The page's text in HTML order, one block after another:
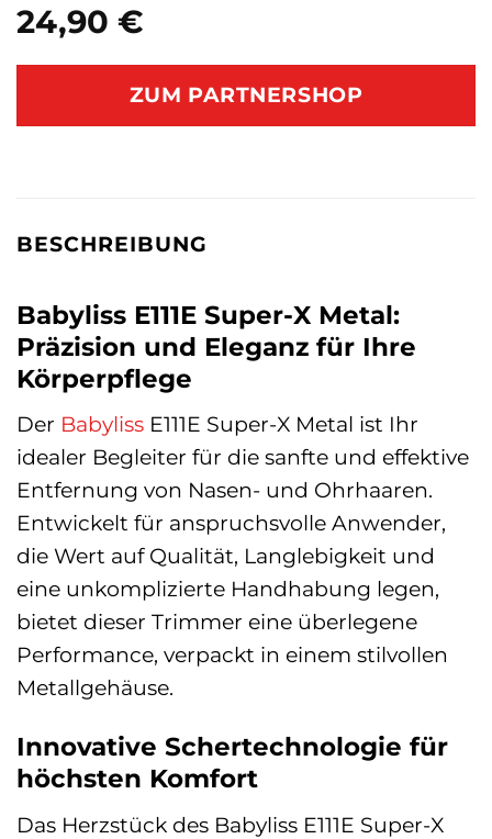
24,90 €
ZUM PARTNERSHOP
BESCHREIBUNG
Babyliss E111E Super-X Metal:
Präzision und Eleganz für Ihre
Körperpflege
Der Babyliss E111E Super-X Metal ist Ihr
idealer Begleiter für die sanfte und effektive
Entfernung von Nasen- und Ohrhaaren.
Entwickelt für anspruchsvolle Anwender,
die Wert auf Qualität, Langlebigkeit und
eine unkomplizierte Handhabung legen,
bietet dieser Trimmer eine überlegene
Performance, verpackt in einem stilvollen
Metallgehäuse.
Innovative Schertechnologie für
höchsten Komfort
Das Herzstück des Babyliss E111E Super-X